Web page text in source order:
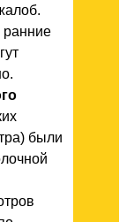
ранние
были